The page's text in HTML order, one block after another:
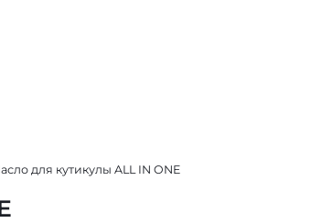
для кутикулы ALL IN ONE